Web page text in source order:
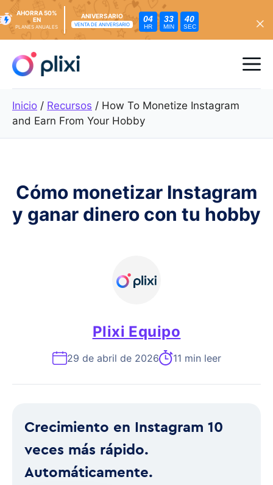
contenido
AHORRA 50%
EN
PLANES ANUALES
ANIVERSARIO
VENTA DE ANIVERSARIO
04
HR
33
MIN
39
SEC
Inicio / Recursos / How To Monetize Instagram
and Earn From Your Hobby
Cómo monetizar Instagram
y ganar dinero con tu hobby
Plixi Equipo
29 de abril de 2026 11 min leer
Crecimiento en Instagram 10
veces más rápido.
Automáticamente.